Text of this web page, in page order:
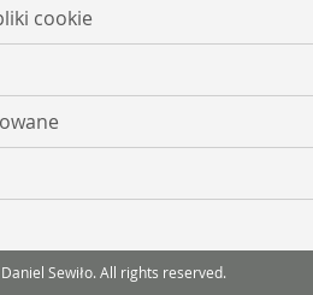
cookie
Sewiło. All rights reserved.